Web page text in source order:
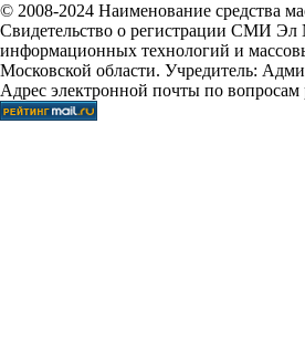
© 2008-2024 Наименование средства
Свидетельство о регистрации СМИ Эл
информационных технологий и
Московской области. Учредитель:
Адрес электронной почты по вопросам